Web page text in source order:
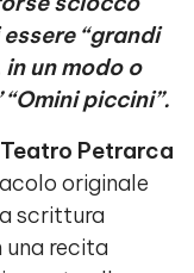
“grandi
un modo o
piccini”.
Teatro Petrarca
originale
scrittura
una recita